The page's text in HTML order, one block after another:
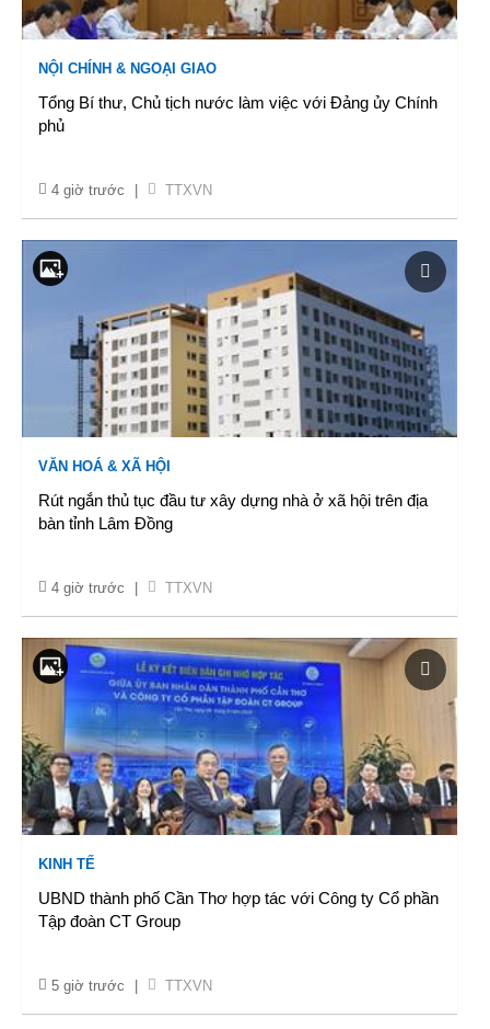
NỘI CHÍNH & NGOẠI GIAO
Tổng Bí thư, Chủ tịch nước làm việc với Đảng ủy Chính
phủ
4 giờ trước TTXVN
VĂN HOÁ & XÃ HỘI
Rút ngắn thủ tục đầu tư xây dựng nhà ở xã hội trên địa
bàn tỉnh Lâm Đồng
4 giờ trước TTXVN
KINH TẾ
UBND thành phố Cần Thơ hợp tác với Công ty Cổ phần
Tập đoàn CT Group
5 giờ trước TTXVN